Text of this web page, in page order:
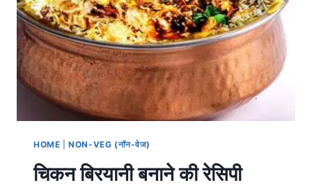
HOME |NON-VEG (नॉन-वेज)
चिकन बिरयानी बनाने की रेसिपी